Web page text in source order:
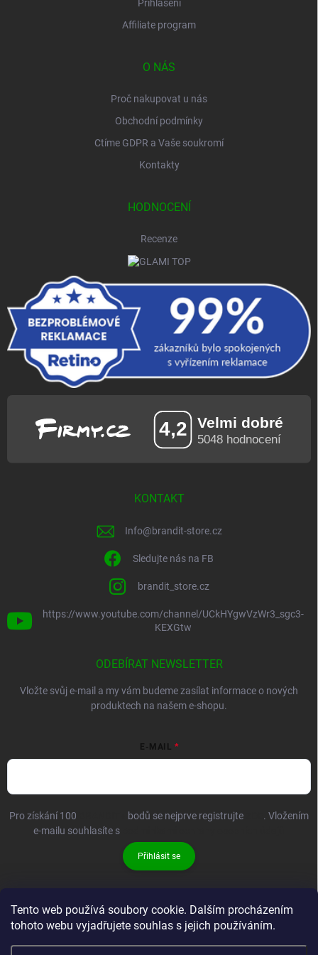
Tento web používá soubory cookie. Dalším procházením
tohoto webu vyjadřujete souhlas s jejich používáním.
Přihlášení
Affiliate program
O NÁS
Proč nakupovat u nás
Obchodní podmínky
Ctíme GDPR a Vaše soukromí
Kontakty
HODNOCENÍ
Recenze
KONTAKT
Info@brandit-store.cz
Sledujte nás na FB
brandit_store.cz
https://www.youtube.com/channel/UCkHYgwVzWr3_sgc3-
KEXGtw
ODEBÍRAT NEWSLETTER
Vložte svůj e-mail a my vám budeme zasílat informace o nových
produktech na našem e-shopu.
E-MAIL
Pro získání 100 bodů se nejprve registrujte
. Vložením
e-mailu souhlasíte s
Přihlásit se